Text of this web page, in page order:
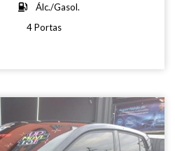
Álc./Gasol.
4 Portas